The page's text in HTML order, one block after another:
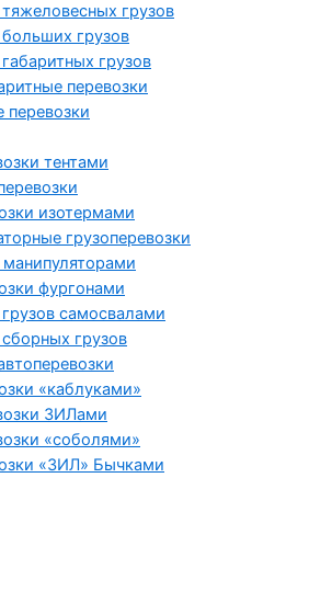
грузов
грузов
грузов
перевозки
тентами
изотермами
грузоперевозки
фургонами
самосвалами
грузов
«каблуками»
ЗИЛами
«соболями»
«ЗИЛ» Бычками